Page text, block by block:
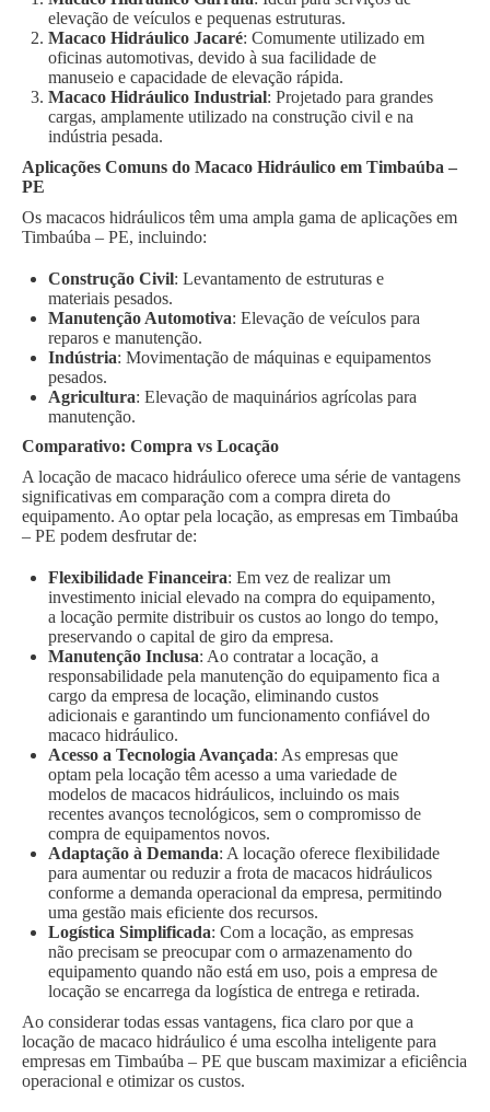
elevação de veículos e pequenas estruturas.
Macaco Hidráulico Jacaré: Comumente utilizado em
oficinas automotivas, devido à sua facilidade de
manuseio e capacidade de elevação rápida.
Macaco Hidráulico Industrial: Projetado para grandes
cargas, amplamente utilizado na construção civil e na
indústria pesada.
Aplicações Comuns do Macaco Hidráulico em Timbaúba –
PE
Os macacos hidráulicos têm uma ampla gama de aplicações em
Timbaúba – PE, incluindo:
Construção Civil: Levantamento de estruturas e
materiais pesados.
Manutenção Automotiva: Elevação de veículos para
reparos e manutenção.
Indústria: Movimentação de máquinas e equipamentos
pesados.
Agricultura: Elevação de maquinários agrícolas para
manutenção.
Comparativo: Compra vs Locação
A locação de macaco hidráulico oferece uma série de vantagens
significativas em comparação com a compra direta do
equipamento. Ao optar pela locação, as empresas em Timbaúba
– PE podem desfrutar de:
Flexibilidade Financeira: Em vez de realizar um
investimento inicial elevado na compra do equipamento,
a locação permite distribuir os custos ao longo do tempo,
preservando o capital de giro da empresa.
Manutenção Inclusa: Ao contratar a locação, a
responsabilidade pela manutenção do equipamento fica a
cargo da empresa de locação, eliminando custos
adicionais e garantindo um funcionamento confiável do
macaco hidráulico.
Acesso a Tecnologia Avançada: As empresas que
optam pela locação têm acesso a uma variedade de
modelos de macacos hidráulicos, incluindo os mais
recentes avanços tecnológicos, sem o compromisso de
compra de equipamentos novos.
Adaptação à Demanda: A locação oferece flexibilidade
para aumentar ou reduzir a frota de macacos hidráulicos
conforme a demanda operacional da empresa, permitindo
uma gestão mais eficiente dos recursos.
Logística Simplificada: Com a locação, as empresas
não precisam se preocupar com o armazenamento do
equipamento quando não está em uso, pois a empresa de
locação se encarrega da logística de entrega e retirada.
Ao considerar todas essas vantagens, fica claro por que a
locação de macaco hidráulico é uma escolha inteligente para
empresas em Timbaúba – PE que buscam maximizar a eficiência
operacional e otimizar os custos.